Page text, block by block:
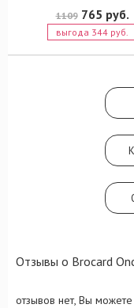
1109765 руб.
выгода 344 руб.
Отзывы о Brocard
отзывов нет, Вы